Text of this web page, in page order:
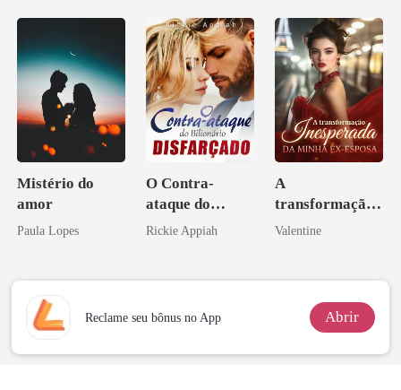
da Híbrida
Mistério do
amor
Paula Lopes
O Contra-
ataque do
Bilionário
Rickie Appiah
A
transformação
inesperada da
Valentine
Reclame seu bônus no App Abrir